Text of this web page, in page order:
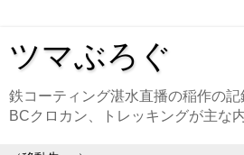
ツマぶろぐ
鉄コーティング湛水直播の稲作の
BCクロカン、トレッキングが主な